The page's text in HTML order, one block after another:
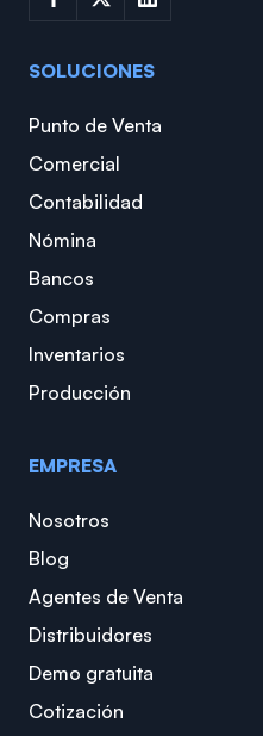
SOLUCIONES
Punto de Venta
Comercial
Contabilidad
Nómina
Bancos
Compras
Inventarios
Producción
EMPRESA
Nosotros
Blog
Agentes de Venta
Distribuidores
Demo gratuita
Cotización